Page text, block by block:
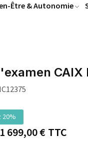
Être & Autonomie
20%
1 699,00 €TTC